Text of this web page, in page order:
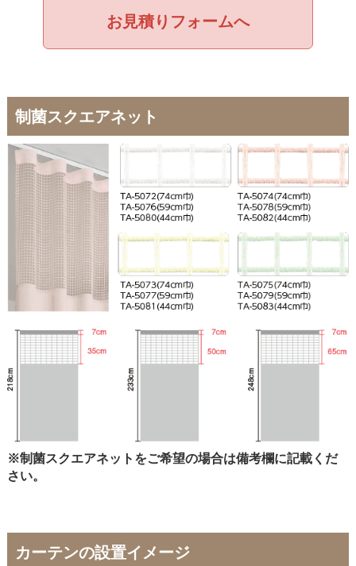
お見積りフォームへ
制菌スクエアネット
※制菌スクエアネットをご希望の場合は備考欄に記載くだ
さい。
カーテンの設置イメージ